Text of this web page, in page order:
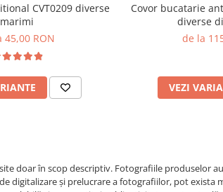
CVT0209 diverse
marimi
45,00 RON
Covor bucatarie
diverse
de la
VEZI
doar în scop descriptiv. Fotografiile produselor
digitalizare și prelucrare a fotografiilor, pot